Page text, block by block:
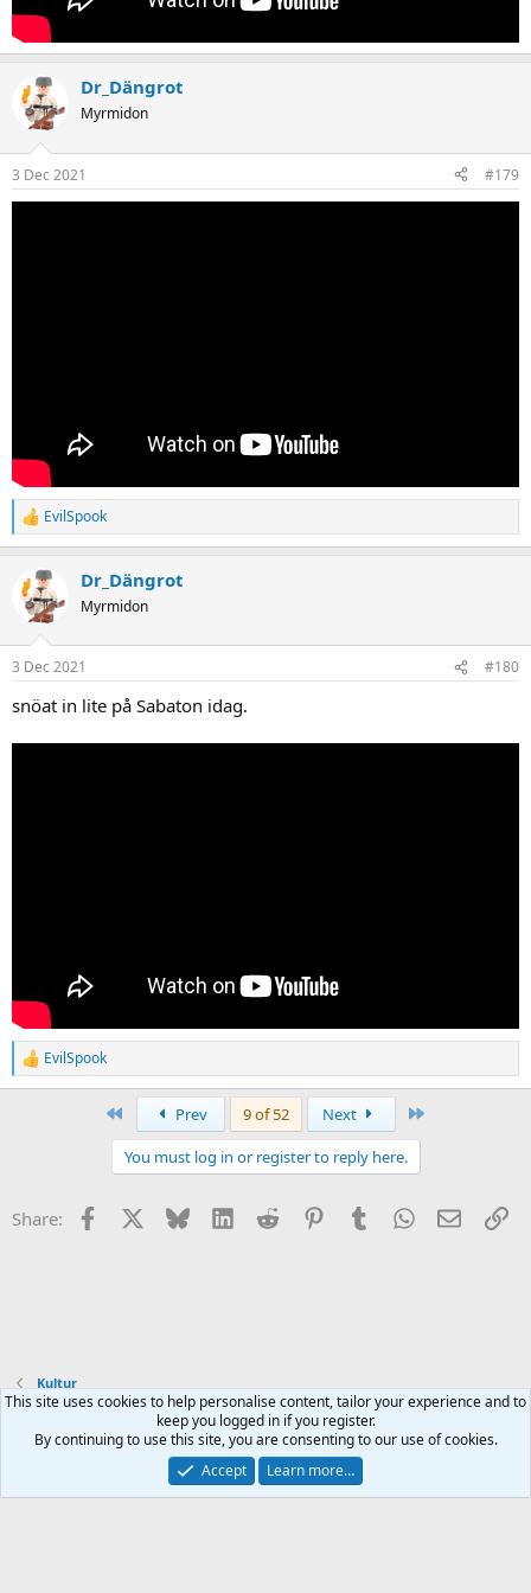
Dr_Dängrot
Myrmidon
3 Dec 2021 #179
R
e
c
t
s
EvilSpook
Dr_Dängrot
Myrmidon
3 Dec 2021 #180
snöat in lite på Sabaton idag.
R
e
s
EvilSpook
Prev 9 of 52 Next
You must log in or register to reply here.
Share: Facebook Bluesky LinkedInReddit PinterestTumblrWhatsApp
Email
Kultur
Terms and rules Privacy policy Help Home
R
S
Community platform by XenForo® © 2010-2025 XenForo Ltd.
This site uses cookies to help personalise content, tailor your experience and to
keep you logged in if you register.
By continuing to use this site, you are consenting to our use of cookies.
Accept
Learn more…